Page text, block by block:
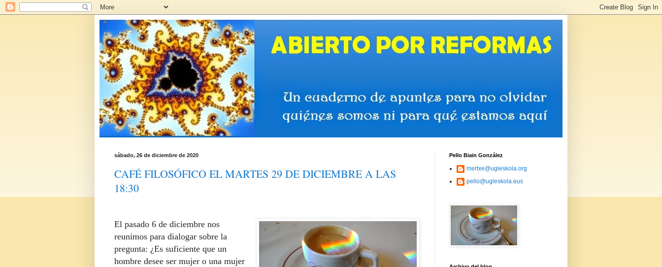
sábado, 26 de diciembre de 2020
CAFÉ FILOSÓFICO EL MARTES 29 DE DICIEMBRE A LAS
18:30
El pasado 6 de diciembre nos
reunimos para dialogar sobre la
pregunta: ¿Es suficiente que un
hombre desee ser mujer o una mujer
Pello Biain González
mertxe@ugleskola.org
pello@ugleskola.eus